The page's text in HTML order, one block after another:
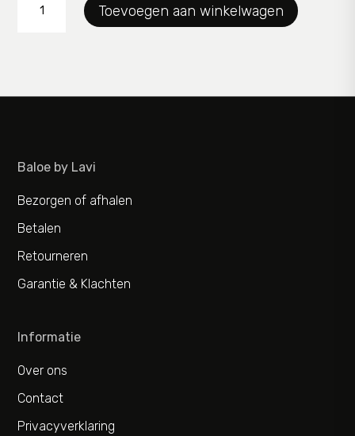
aantal
Toevoegen aan winkelwagen
Baloe by Lavi
Bezorgen of afhalen
Betalen
Retourneren
Garantie & Klachten
Informatie
Over ons
Contact
Privacyverklaring